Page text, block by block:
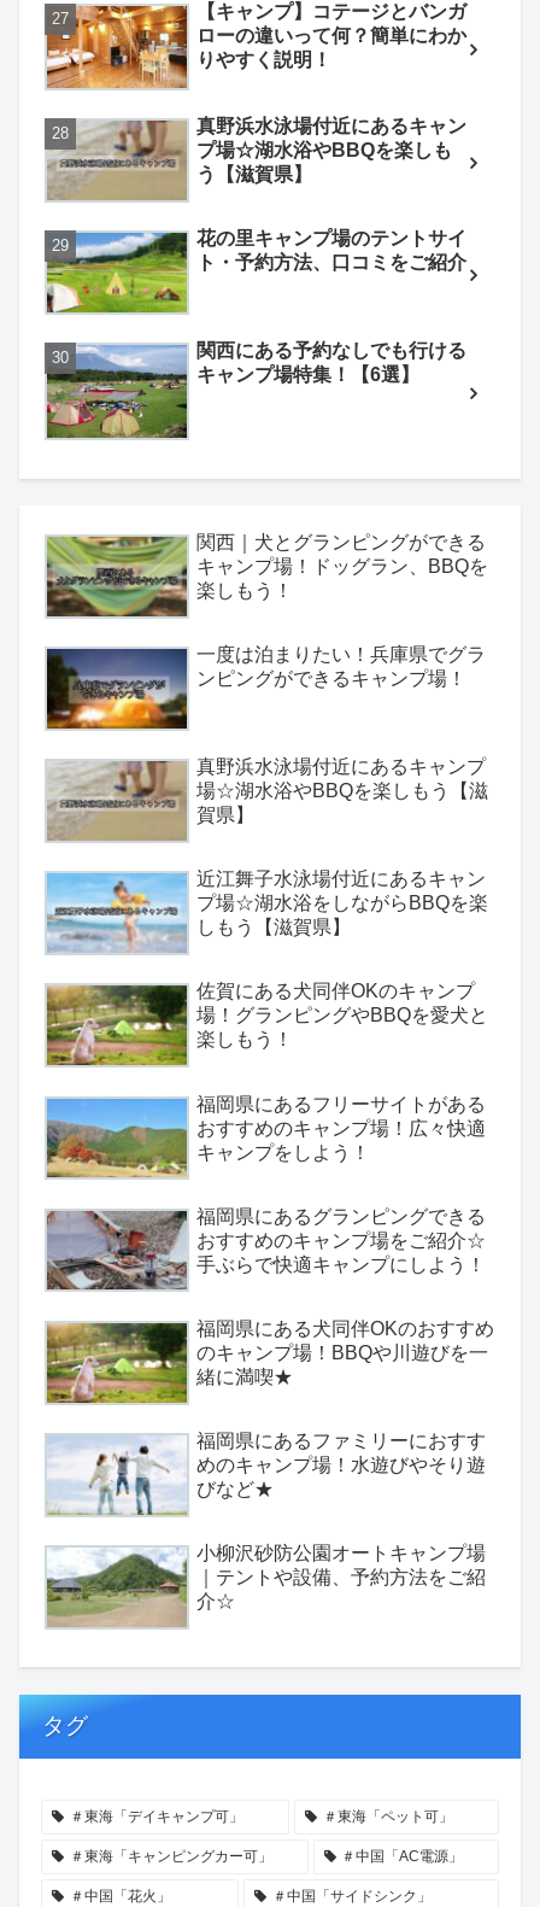
【キャンプ】コテージとバンガ
ローの違いって何？簡単にわか
りやすく説明！
真野浜水泳場付近にあるキャン
プ場☆湖水浴やBBQを楽しも
う【滋賀県】
花の里キャンプ場のテントサイ
ト・予約方法、口コミをご紹介
関西にある予約なしでも行ける
キャンプ場特集！【6選】
関西｜犬とグランピングができる
キャンプ場！ドッグラン、BBQを
楽しもう！
一度は泊まりたい！兵庫県でグラ
ンピングができるキャンプ場！
真野浜水泳場付近にあるキャンプ
場☆湖水浴やBBQを楽しもう【滋
賀県】
近江舞子水泳場付近にあるキャン
プ場☆湖水浴をしながらBBQを楽
しもう【滋賀県】
佐賀にある犬同伴OKのキャンプ
場！グランピングやBBQを愛犬と
楽しもう！
福岡県にあるフリーサイトがある
おすすめのキャンプ場！広々快適
キャンプをしよう！
福岡県にあるグランピングできる
おすすめのキャンプ場をご紹介☆
手ぶらで快適キャンプにしよう！
福岡県にある犬同伴OKのおすすめ
のキャンプ場！BBQや川遊びを一
緒に満喫★
福岡県にあるファミリーにおすす
めのキャンプ場！水遊びやそり遊
びなど★
小柳沢砂防公園オートキャンプ場
｜テントや設備、予約方法をご紹
介☆
タグ
＃東海「デイキャンプ可」 ＃東海「ペット可」
＃東海「キャンピングカー可」 ＃中国「AC電源」
＃中国「花火」 ＃中国「サイドシンク」